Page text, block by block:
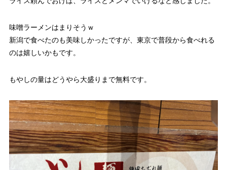
味噌ラーメンはまりそうｗ
新潟で食べたのも美味しかったですが、東京で普段から食べれる
のは嬉しいかもです。
もやしの量はどうやら大盛りまで無料です。